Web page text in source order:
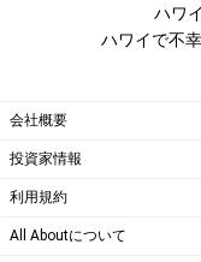
ハワ
ハワイで不
会社概要
投資家情報
利用規約
All Aboutについて